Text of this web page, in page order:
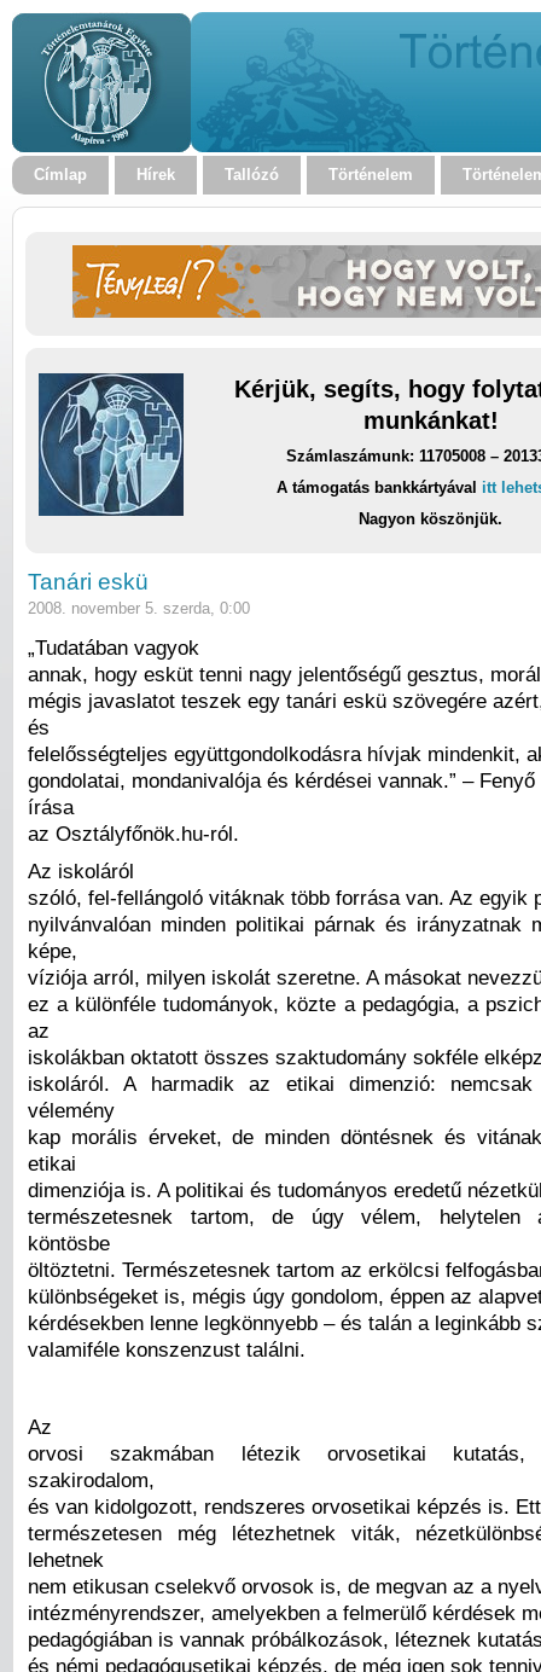
Címlap Hírek Tallózó Történelem
Kérjük, segíts, hogy
munkánkat!
Számlaszámunk: 11705008 –
A támogatás bankkártyával itt
Nagyon köszönjük.
Tanári eskü
2008. november 5. szerda, 0:00
„Tudatában vagyok
annak, hogy esküt tenni nagy jelentőségű gesztus,
mégis javaslatot teszek egy tanári eskü szövegére
és
felelősségteljes együttgondolkodásra hívjak mindenkit,
gondolatai, mondanivalója és kérdései vannak.” –
írása
az Osztályfőnök.hu-ról.
Az iskoláról
szóló, fel-fellángoló vitáknak több forrása van. Az egyik
nyilvánvalóan minden politikai párnak és irányzatnak
képe,
víziója arról, milyen iskolát szeretne. A másokat
ez a különféle tudományok, közte a pedagógia, a
az
iskolákban oktatott összes szaktudomány sokféle
iskoláról. A harmadik az etikai dimenzió:
vélemény
kap morális érveket, de minden döntésnek és
etikai
dimenziója is. A politikai és tudományos eredetű
természetesnek tartom, de úgy vélem, helytelen
köntösbe
öltöztetni. Természetesnek tartom az erkölcsi
különbségeket is, mégis úgy gondolom, éppen az
kérdésekben lenne legkönnyebb – és talán a leginkább
valamiféle konszenzust találni.
Az
orvosi szakmában létezik orvosetikai
szakirodalom,
és van kidolgozott, rendszeres orvosetikai képzés is.
természetesen még létezhetnek viták,
lehetnek
nem etikusan cselekvő orvosok is, de megvan az a
intézményrendszer, amelyekben a felmerülő kérdések
pedagógiában is vannak próbálkozások, léteznek
és némi pedagógusetikai képzés, de még igen sok